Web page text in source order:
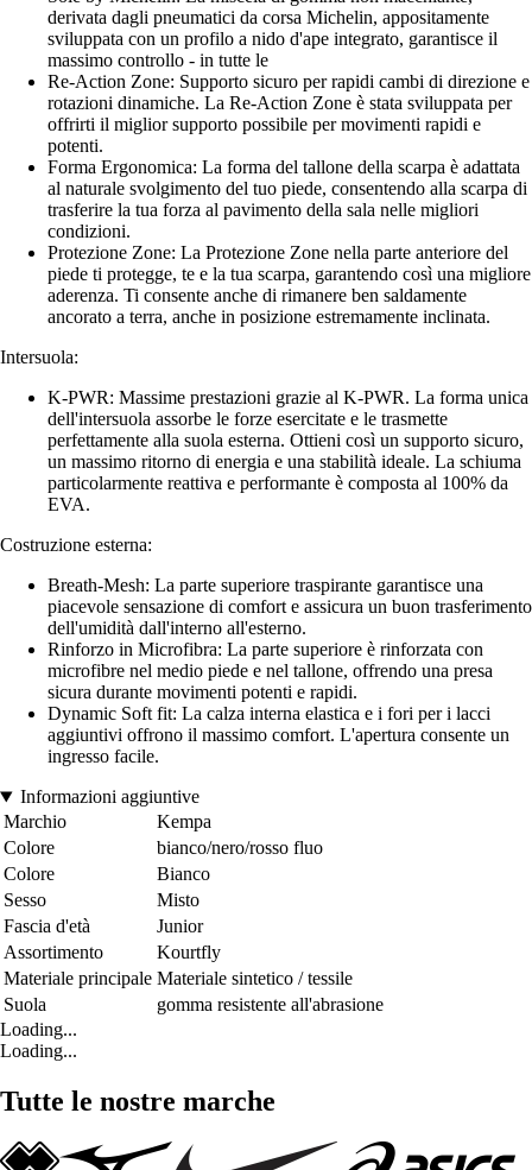
derivata dagli pneumatici da corsa Michelin, appositamente
sviluppata con un profilo a nido d'ape integrato, garantisce il
massimo controllo - in tutte le
Re-Action Zone: Supporto sicuro per rapidi cambi di direzione e
rotazioni dinamiche. La Re-Action Zone è stata sviluppata per
offrirti il miglior supporto possibile per movimenti rapidi e
potenti.
Forma Ergonomica: La forma del tallone della scarpa è adattata
al naturale svolgimento del tuo piede, consentendo alla scarpa di
trasferire la tua forza al pavimento della sala nelle migliori
condizioni.
Protezione Zone: La Protezione Zone nella parte anteriore del
piede ti protegge, te e la tua scarpa, garantendo così una migliore
aderenza. Ti consente anche di rimanere ben saldamente
ancorato a terra, anche in posizione estremamente inclinata.
Intersuola:
K-PWR: Massime prestazioni grazie al K-PWR. La forma unica
dell'intersuola assorbe le forze esercitate e le trasmette
perfettamente alla suola esterna. Ottieni così un supporto sicuro,
un massimo ritorno di energia e una stabilità ideale. La schiuma
particolarmente reattiva e performante è composta al 100% da
EVA.
Costruzione esterna:
Breath-Mesh: La parte superiore traspirante garantisce una
piacevole sensazione di comfort e assicura un buon trasferimento
dell'umidità dall'interno all'esterno.
Rinforzo in Microfibra: La parte superiore è rinforzata con
microfibre nel medio piede e nel tallone, offrendo una presa
sicura durante movimenti potenti e rapidi.
Dynamic Soft fit: La calza interna elastica e i fori per i lacci
aggiuntivi offrono il massimo comfort. L'apertura consente un
ingresso facile.
Informazioni aggiuntive
Marchio
Kempa
Colore
bianco/nero/rosso fluo
Colore
Bianco
Sesso
Misto
Fascia d'età
Junior
Assortimento
Kourtfly
Materiale principale Materiale sintetico / tessile
Suola
gomma resistente all'abrasione
Loading...
Loading...
Tutte le nostre marche